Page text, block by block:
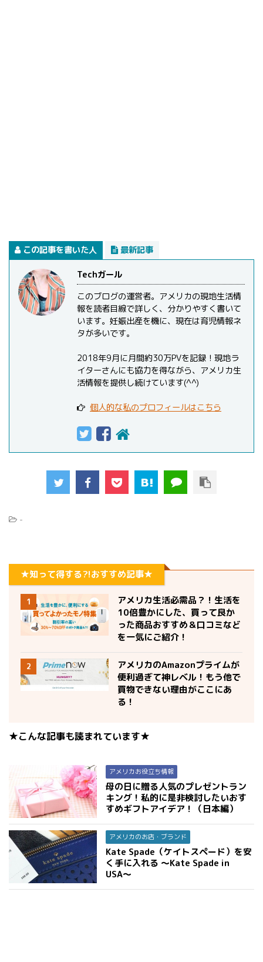
この記事を書いた人 最新記事
Techガール
このブログの運営者。アメリカの現地生活情
報を読者目線で詳しく、分かりやすく書いて
います。妊娠出産を機に、現在は育児情報ネ
タが多いです。
2018年9月に月間約30万PVを記録！現地ラ
イターさんにも協力を得ながら、アメリカ生
活情報を提供し続けています(^^)
個人的な私のプロフィールはこちら
-
★知って得する?!おすすめ記事★
1
アメリカ生活必需品？！生活を
10倍豊かにした、買って良か
った商品おすすめ＆口コミなど
を一気にご紹介！
2
アメリカのAmazonプライムが
便利過ぎて神レベル！もう他で
買物できない理由がここにあ
る！
★こんな記事も読まれています★
アメリカお役立ち情報
母の日に贈る人気のプレゼントラン
キング！私的に是非検討したいおす
すめギフトアイデア！（日本編）
アメリカのお店・ブランド
Kate Spade（ケイトスペード）を安
く手に入れる 〜Kate Spade in
USA〜